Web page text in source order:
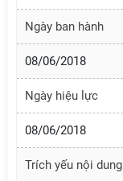
Ngày ban hành
08/06/2018
Ngày hiệu lực
08/06/2018
Trích yếu nội dung